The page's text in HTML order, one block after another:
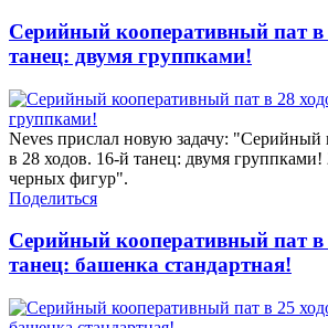
Серийный кооперативный пат в
танец: двумя группками!
Neves прислал новую задачу: "Серийный
в 28 ходов. 16-й танец: двумя
черных фигур".
Поделиться
Серийный кооперативный пат в
танец: башенка стандартная!